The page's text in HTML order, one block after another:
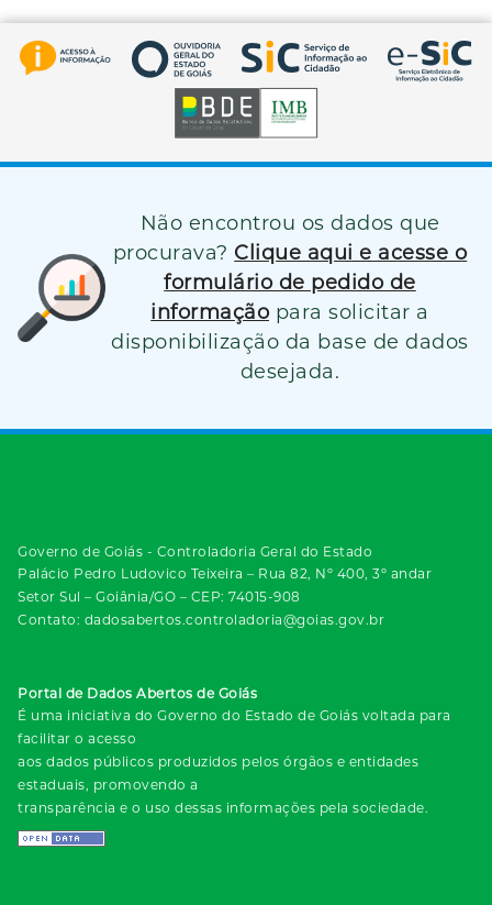
Não encontrou os dados que
procurava? Clique aqui e acesse o
formulário de pedido de
informação para solicitar a
disponibilização da base de dados
desejada.
Governo de Goiás - Controladoria Geral do Estado
Palácio Pedro Ludovico Teixeira – Rua 82, Nº 400, 3º andar
Setor Sul – Goiânia/GO – CEP: 74015-908
Contato: dadosabertos.controladoria@goias.gov.br
Portal de Dados Abertos de Goiás
É uma iniciativa do Governo do Estado de Goiás voltada para
facilitar o acesso
aos dados públicos produzidos pelos órgãos e entidades
estaduais, promovendo a
transparência e o uso dessas informações pela sociedade.